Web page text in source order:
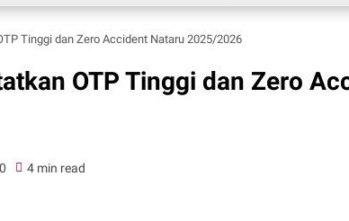
Tinggi dan Zero Accident Nataru 2025/2026
OTP Tinggi dan Zero
0 4 min read